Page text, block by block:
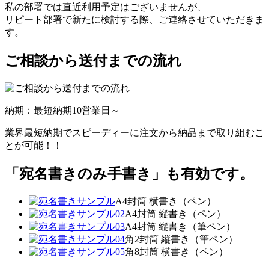
私の部署では直近利用予定はございませんが、
リピート部署で新たに検討する際、ご連絡させていただきま
す。
ご相談から送付までの流れ
納期：最短納期10営業日～
業界最短納期でスピーディーに注文から納品まで取り組むこ
とが可能！！
「宛名書きのみ手書き」も有効です。
A4封筒 横書き（ペン）
A4封筒 縦書き（ペン）
A4封筒 縦書き（筆ペン）
角2封筒 縦書き（筆ペン）
角8封筒 横書き（ペン）